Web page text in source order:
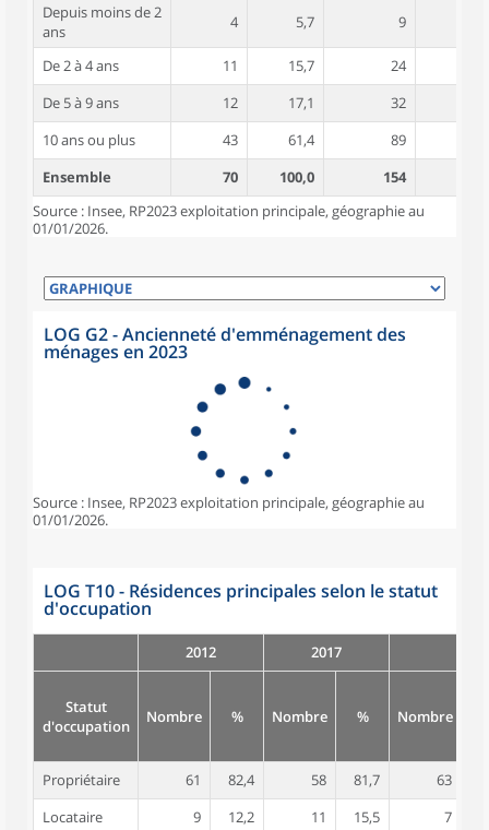
Depuis moins de 2
ans
4 5,7 9
De 2 à 4 ans 11 15,7 24
De 5 à 9 ans
12 17,1 32
10 ans ou plus
43 61,4 89
Ensemble
70 100,0 154
Source : Insee, RP2023 exploitation principale, géographie au
01/01/2026.
LOG G2 - Ancienneté d'emménagement des
ménages en 2023
Source : Insee, RP2023 exploitation principale, géographie au
01/01/2026.
LOG T10 - Résidences principales selon le statut
d'occupation
2012 2017
Statut
d'occupation
Nombre % Nombre % Nombre
Propriétaire 61 82,4 58 81,7 63
Locataire
9 12,2 11 15,5 7